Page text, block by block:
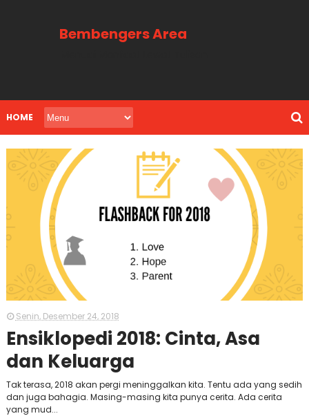
Bembengers Area
HOME
Senin, Desember 24, 2018
Ensiklopedi 2018: Cinta, Asa
dan Keluarga
Tak terasa, 2018 akan pergi meninggalkan kita. Tentu ada yang sedih
dan juga bahagia. Masing-masing kita punya cerita. Ada cerita
yang mud...